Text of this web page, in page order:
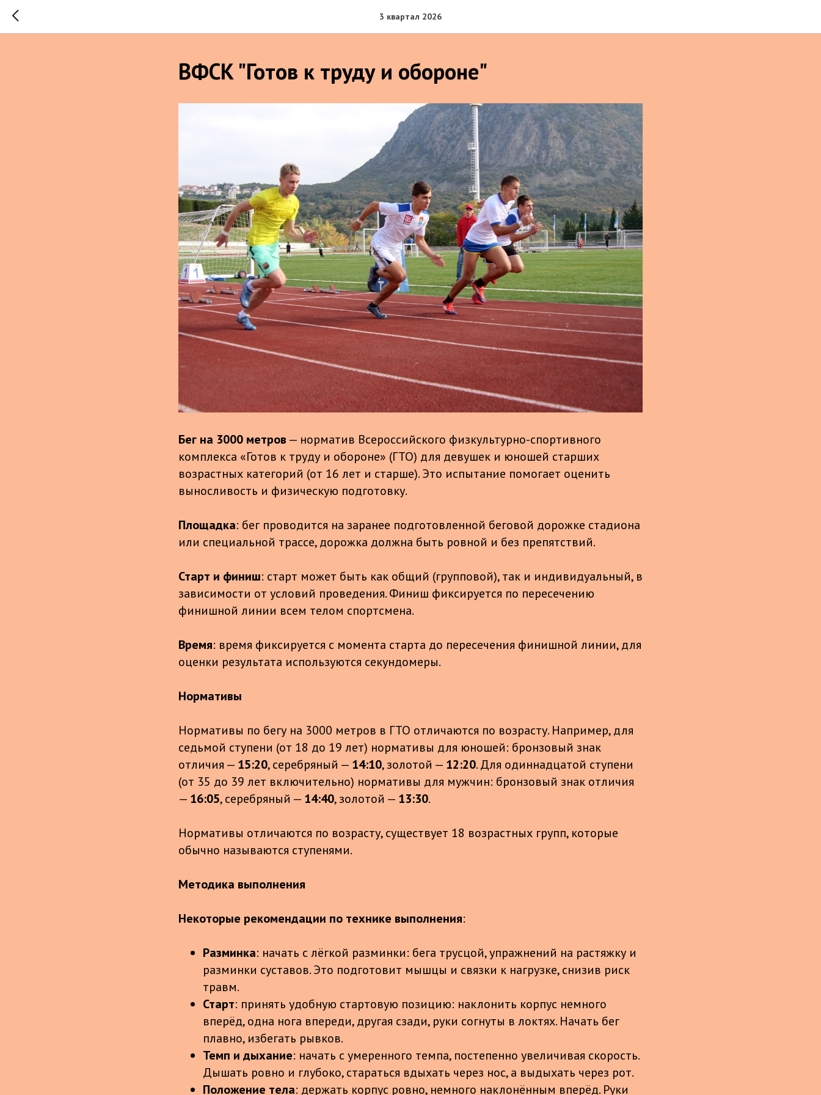
3 квартал 2026
ВФСК "Готов к труду и обороне"
Бег на 3000 метров — норматив Всероссийского физкультурно-спортивного
комплекса «Готов к труду и обороне» (ГТО) для девушек и юношей старших
возрастных категорий (от 16 лет и старше). Это испытание помогает оценить
выносливость и физическую подготовку.
Площадка: бег проводится на заранее подготовленной беговой дорожке стадиона
или специальной трассе, дорожка должна быть ровной и без препятствий.
Старт и финиш: старт может быть как общий (групповой), так и индивидуальный, в
зависимости от условий проведения. Финиш фиксируется по пересечению
финишной линии всем телом спортсмена.
Время: время фиксируется с момента старта до пересечения финишной линии, для
оценки результата используются секундомеры.
Нормативы
Нормативы по бегу на 3000 метров в ГТО отличаются по возрасту. Например, для
седьмой ступени (от 18 до 19 лет) нормативы для юношей: бронзовый знак
отличия — 15:20, серебряный — 14:10, золотой — 12:20. Для одиннадцатой ступени
(от 35 до 39 лет включительно) нормативы для мужчин: бронзовый знак отличия
— 16:05, серебряный — 14:40, золотой — 13:30.
Нормативы отличаются по возрасту, существует 18 возрастных групп, которые
обычно называются ступенями.
Методика выполнения
Некоторые рекомендации по технике выполнения:
Разминка: начать с лёгкой разминки: бега трусцой, упражнений на растяжку и
разминки суставов. Это подготовит мышцы и связки к нагрузке, снизив риск
травм.
Старт: принять удобную стартовую позицию: наклонить корпус немного
вперёд, одна нога впереди, другая сзади, руки согнуты в локтях. Начать бег
плавно, избегать рывков.
Темп и дыхание: начать с умеренного темпа, постепенно увеличивая скорость.
Дышать ровно и глубоко, стараться вдыхать через нос, а выдыхать через рот.
Положение тела: держать корпус ровно, немного наклонённым вперёд. Руки